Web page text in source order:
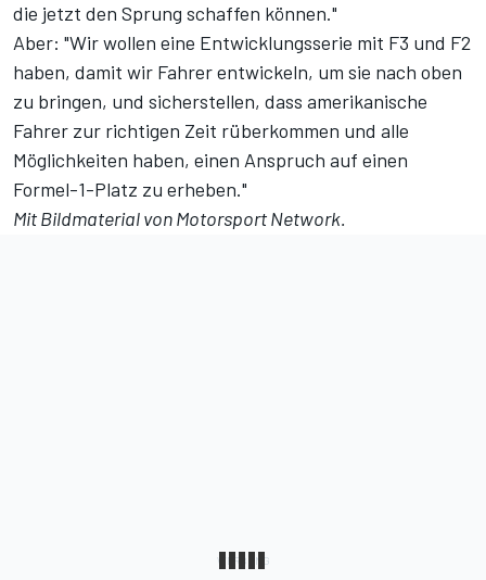
die jetzt den Sprung schaffen können."
Aber: "Wir wollen eine Entwicklungsserie mit F3 und F2
haben, damit wir Fahrer entwickeln, um sie nach oben
zu bringen, und sicherstellen, dass amerikanische
Fahrer zur richtigen Zeit rüberkommen und alle
Möglichkeiten haben, einen Anspruch auf einen
Formel-1-Platz zu erheben."
Mit Bildmaterial vonMotorsport Network.